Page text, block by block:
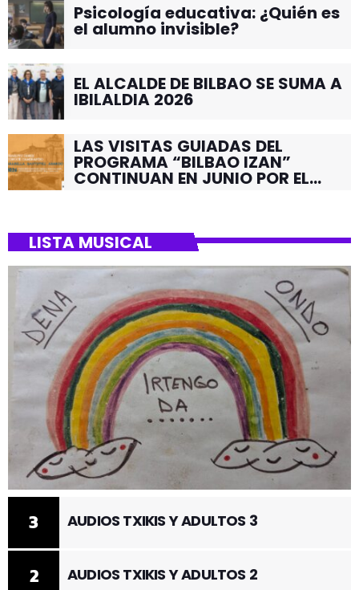
Psicología educativa: ¿Quién es
el alumno invisible?
EL ALCALDE DE BILBAO SE SUMA A
IBILALDIA 2026
LAS VISITAS GUIADAS DEL
PROGRAMA “BILBAO IZAN”
CONTINUAN EN JUNIO POR EL
LISTA MUSICAL
2 AUDIOS TXIKIS Y ADULTOS 2
3 AUDIOS TXIKIS Y ADULTOS 3